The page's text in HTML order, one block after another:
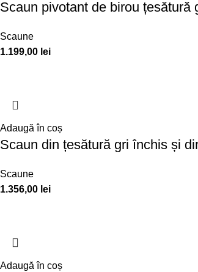
Scaun pivotant de birou
Scaune
1.199,00 lei
Adaugă în coș
Scaun din țesătură gri închis și
Scaune
1.356,00 lei
Adaugă în coș